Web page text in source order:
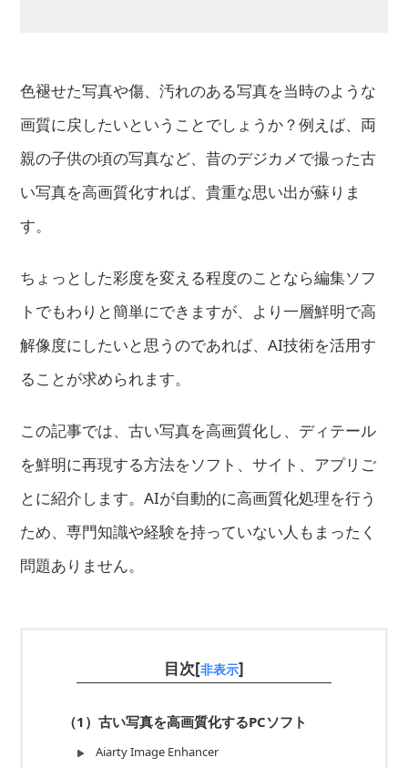
色褪せた写真や傷、汚れのある写真を当時のような
画質に戻したいということでしょうか？例えば、両
親の子供の頃の写真など、昔のデジカメで撮った古
い写真を高画質化すれば、貴重な思い出が蘇りま
す。
ちょっとした彩度を変える程度のことなら編集ソフ
トでもわりと簡単にできますが、より一層鮮明で高
解像度にしたいと思うのであれば、AI技術を活用す
ることが求められます。
この記事では、古い写真を高画質化し、ディテール
を鮮明に再現する方法をソフト、サイト、アプリご
とに紹介します。AIが自動的に高画質化処理を行う
ため、専門知識や経験を持っていない人もまったく
問題ありません。
目次[非表示]
（1）古い写真を高画質化するPCソフト
Aiarty Image Enhancer